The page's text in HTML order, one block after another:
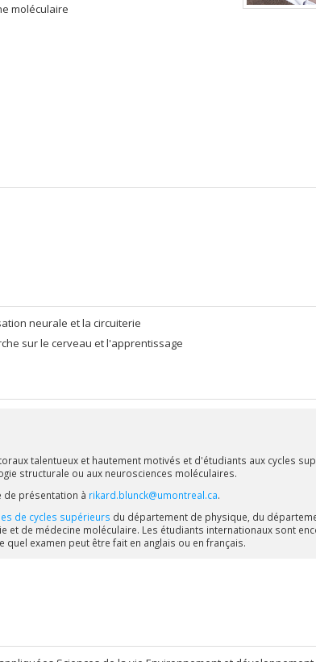
moléculaire
neurale et la circuiterie
sur le cerveau et l'apprentissage
talentueux et hautement motivés et d'étudiants aux cycles
structurale ou aux neurosciences moléculaires.
de présentation à rikard.blunck@umontreal.ca.
de cycles supérieurs du département de physique, du
de médecine moléculaire. Les étudiants internationaux sont
examen peut être fait en anglais ou en français.